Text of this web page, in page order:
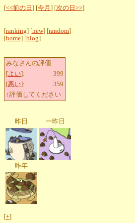
[<<前の日 ] [今月 ] [次の日>>]
[ranking] [new] [random]
[home] [blog]
みなさんの評価
[よい]:
399
[悪い]:
359
↑評価してください
昨日 一昨日
昨年
[+]